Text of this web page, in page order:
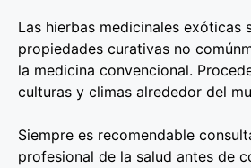
Las hierbas medicinales exóticas
propiedades curativas no
la medicina convencional.
culturas y climas alrededor del
Siempre es recomendable
profesional de la salud antes de